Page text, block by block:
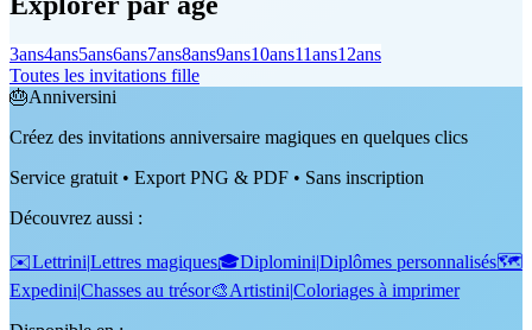
3ans4ans5ans6ans7ans8ans9ans10ans11ans12ans
Toutes les invitations fille
🎂Anniversini
Créez des invitations anniversaire magiques en quelques clics
Service gratuit • Export PNG & PDF • Sans inscription
Découvrez aussi :
✉️Lettrini|Lettres magiques🎓Diplomini|Diplômes personnalisés🗺️
Expedini|Chasses au trésor🎨Artistini|Coloriages à imprimer